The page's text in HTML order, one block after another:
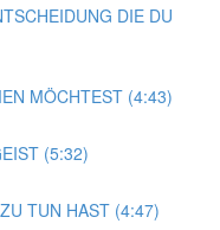
DIE DU
MÖCHTEST (4:43)
(5:32)
TUN HAST (4:47)